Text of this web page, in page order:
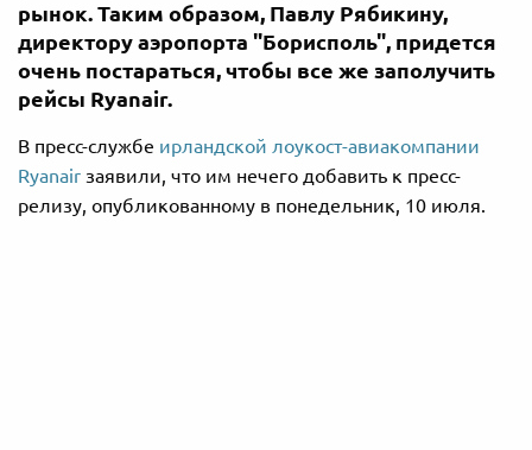
рынок. Таким образом, Павлу Рябикину,
директору аэропорта "Борисполь", придется
очень постараться, чтобы все же заполучить
рейсы Ryanair.
В пресс-службе ирландской лоукост-авиакомпании
Ryanair заявили, что им нечего добавить к пресс-
релизу, опубликованному в понедельник, 10 июля.